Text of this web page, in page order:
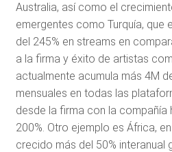
Australia, así como el
emergentes como Turquía, que
del 245% en streams en
a la firma y éxito de artistas
actualmente acumula más 4M
mensuales en todas las
desde la firma con la compañía
200%. Otro ejemplo es África,
crecido más del 50% interanual